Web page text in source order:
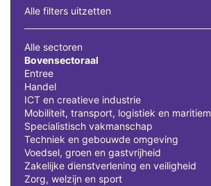
Alle filters uitzetten
Alle sectoren
Bovensectoraal
Entree
Handel
ICT en creatieve industrie
Mobiliteit, transport, logistiek en maritiem
Specialistisch vakmanschap
Techniek en gebouwde omgeving
Voedsel, groen en gastvrijheid
Zakelijke dienstverlening en veiligheid
Zorg, welzijn en sport